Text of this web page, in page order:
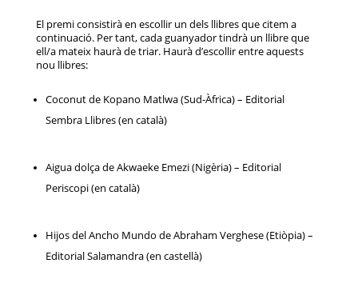
El premi consistirà en escollir un dels llibres que citem a
continuació. Per tant, cada guanyador tindrà un llibre que
ell/a mateix haurà de triar. Haurà d’escollir entre aquests
nou llibres:
Coconut de Kopano Matlwa (Sud-Àfrica) – Editorial
Sembra Llibres (en català)
Aigua dolça de Akwaeke Emezi (Nigèria) – Editorial
Periscopi (en català)
Hijos del Ancho Mundo de Abraham Verghese (Etiòpia) –
Editorial Salamandra (en castellà)